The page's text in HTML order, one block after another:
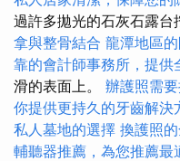
過許多拋光的石灰石露台
拿與整骨結合 龍潭地區
靠的會計師事務所，提供
滑的表面上。 辦護照需
你提供更持久的牙齒解決
私人墓地的選擇 換護照
輔聽器推薦，為您推薦最